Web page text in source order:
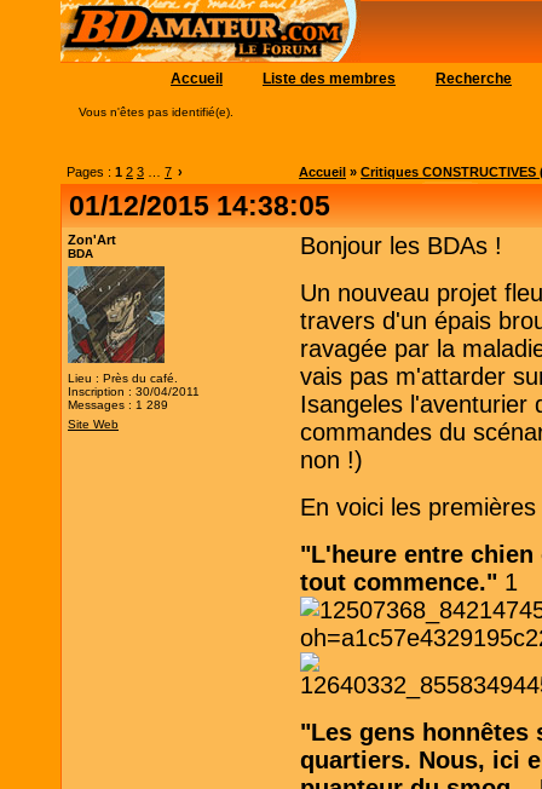
Accueil Liste des membres Recherche
Vous n'êtes pas identifié(e).
Pages : 1 2 3 7 › Accueil » Critiques
01/12/2015 14:38:05
Zon'Art
BDA
Lieu : Près du café.
Inscription : 30/04/2011
Messages : 1 289
Site Web
Bonjour les BDAs !
Un nouveau projet
travers d'un épais
ravagée par la
vais pas m'attarder
Isangeles l'aventurier
commandes du
non !)
En voici les
"L'heure entre
tout commence." 1
"Les gens honnêtes
quartiers. Nous, ici